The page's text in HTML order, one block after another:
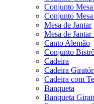
Conjunto Mesa
Conjunto Mesa
Mesa de Jantar
Mesa de
Canto Alemão
Conjunto
Cadeira
Cadeira
Cadeira com
Banqueta
Banqueta